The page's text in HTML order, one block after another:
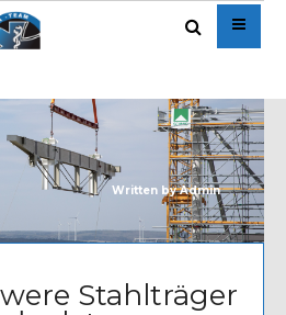
Written byAdmin
Stahlträger